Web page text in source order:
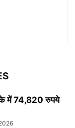
में 74,820 रुपये